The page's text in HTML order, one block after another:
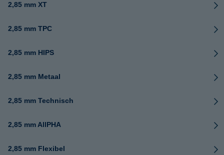
2,85 mm XT
2,85 mm TPC
2,85 mm HIPS
2,85 mm Metaal
2,85 mm Technisch
2,85 mm AllPHA
2,85 mm Flexibel